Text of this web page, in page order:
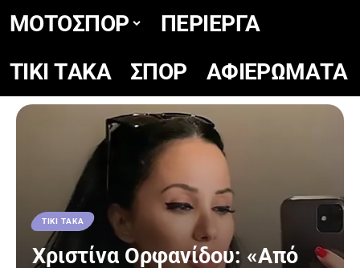
ΜΟΤΟΣΠΟΡ
ΠΕΡΙΕΡΓΑ
TIKΙ TΑΚΑ
ΣΠΟΡ ΑΦΙΕΡΩΜΑΤΑ
TIKΙ TΑΚΑ
Χριστίνα Ορφανίδου: «Από